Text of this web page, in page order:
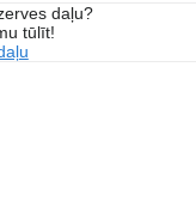
daļu?
tūlīt!